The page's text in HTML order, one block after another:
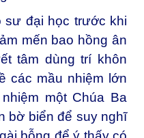
sư đại học trước khi
mến bao hồng ân
tâm dùng trí khôn
các mầu nhiệm lớn
một Chúa Ba
bờ biển để suy nghĩ